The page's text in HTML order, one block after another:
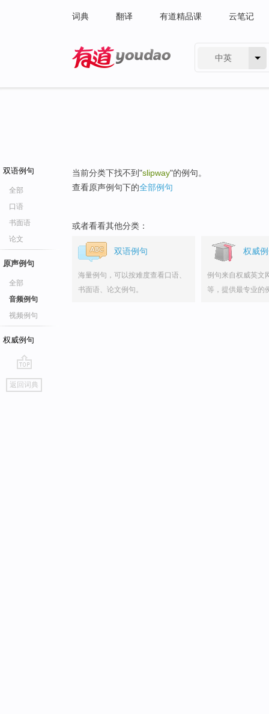
词典 翻译 有道精品课 云笔记
中英
双语例句
全部
口语
书面语
论文
原声例句
全部
音频例句
视频例句
权威例句
go
top
返回词典
当前分类下找不到"slipway"的例句。
查看原声例句下的全部例句
或者看看其他分类：
双语例句
海量例句，可以按难度查看口语、
书面语、论文例句。
权威
例句来自权威英文
等，提供最专业的